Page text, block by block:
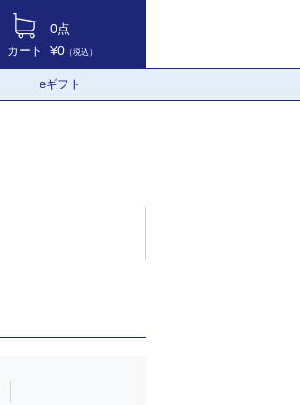
カート
0点
¥0 （税込）
eギフト